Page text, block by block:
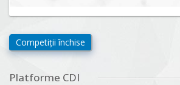
biodiversitate, consecințe socio-
viitoare", Competiția 2026
Competiții închise
Platforme CDI